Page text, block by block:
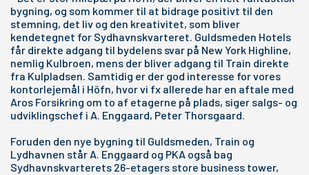
bygning, og som kommer til at bidrage positivt til den
stemning, det liv og den kreativitet, som bliver
kendetegnet for Sydhavnskvarteret. Guldsmeden Hotels
får direkte adgang til bydelens svar på New York Highline,
nemlig Kulbroen, mens der bliver adgang til Train direkte
fra Kulpladsen. Samtidig er der god interesse for vores
kontorlejemål i Höfn, hvor vi fx allerede har en aftale med
Aros Forsikring om to af etagerne på plads, siger salgs- og
udviklingschef i A. Enggaard, Peter Thorsgaard.
Foruden den nye bygning til Guldsmeden, Train og
Lydhavnen står A. Enggaard og PKA også bag
Sydhavnskvarterets 26-etagers store business tower,